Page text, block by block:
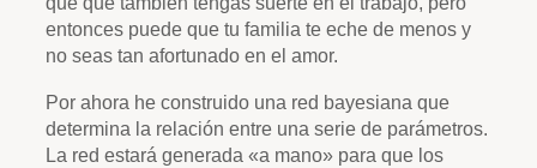
entonces puede que tu familia te eche de menos y
no seas tan afortunado en el amor.
Por ahora he construido una red bayesiana que
determina la relación entre una serie de parámetros.
La red estará generada «a mano» para que los